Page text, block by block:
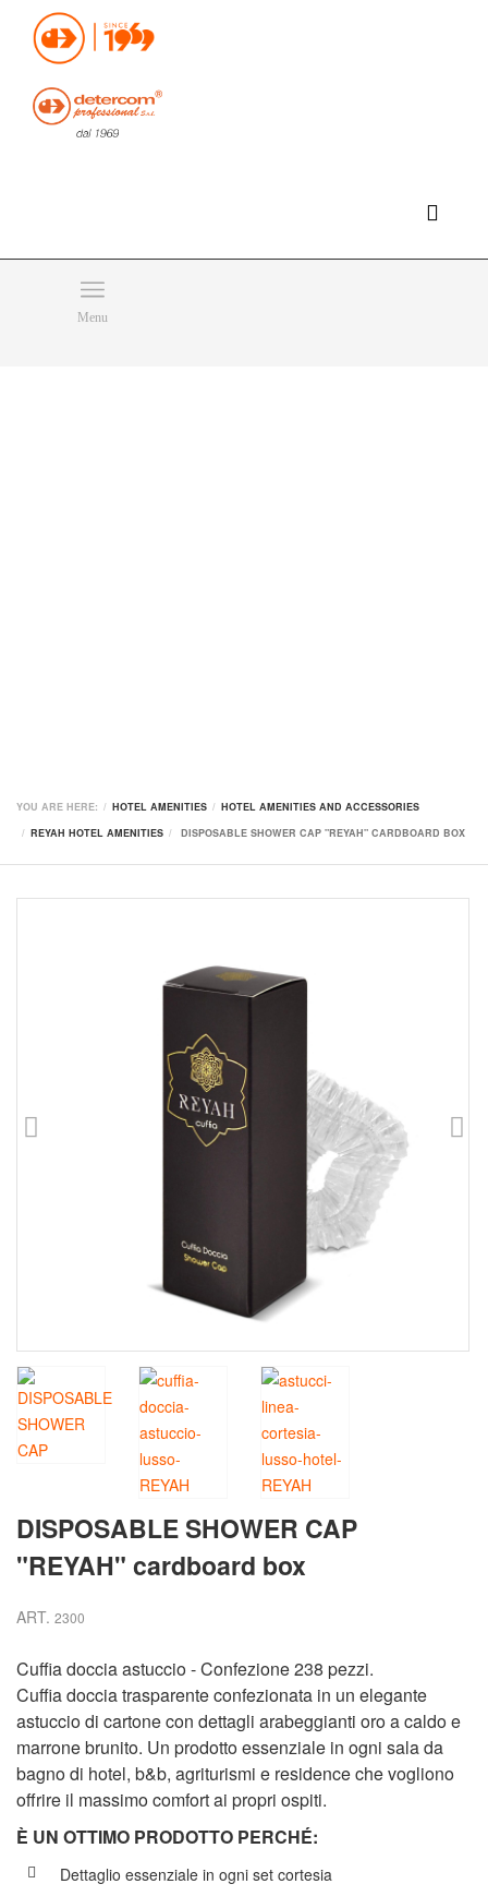
Hello, happy sunday!
Do you need help or want to contact us?
CLICK HERE
Menu
YOU ARE HERE: HOTEL AMENITIES
HOTEL AMENITIES AND ACCESSORIES
REYAH HOTEL AMENITIES
DISPOSABLE SHOWER CAP "REYAH" CARDBOARD BOX
DISPOSABLE SHOWER CAP
"REYAH" cardboard box
ART. 2300
Cuffia doccia astuccio - Confezione 238 pezzi.
Cuffia doccia trasparente confezionata in un elegante
astuccio di cartone con dettagli arabeggianti oro a caldo e
marrone brunito. Un prodotto essenziale in ogni sala da
bagno di hotel, b&b, agriturismi e residence che vogliono
offrire il massimo comfort ai propri ospiti.
È UN OTTIMO PRODOTTO PERCHÉ:
Dettaglio essenziale in ogni set cortesia